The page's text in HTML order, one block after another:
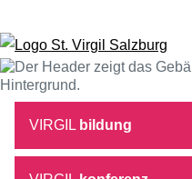
VIRGIL bildung